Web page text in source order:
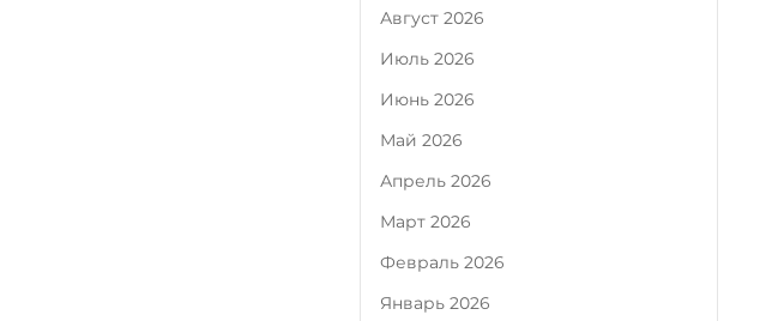
Август 2026
Июль 2026
Июнь 2026
Май 2026
Апрель 2026
Март 2026
Февраль 2026
Январь 2026